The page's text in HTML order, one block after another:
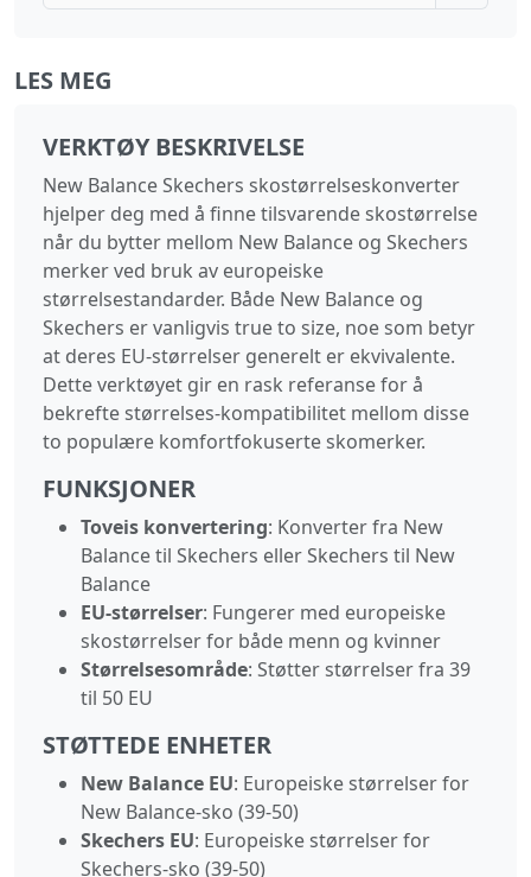
LES MEG
VERKTØY BESKRIVELSE
New Balance Skechers skostørrelseskonverter
hjelper deg med å finne tilsvarende skostørrelse
når du bytter mellom New Balance og Skechers
merker ved bruk av europeiske
størrelsestandarder. Både New Balance og
Skechers er vanligvis true to size, noe som betyr
at deres EU-størrelser generelt er ekvivalente.
Dette verktøyet gir en rask referanse for å
bekrefte størrelses-kompatibilitet mellom disse
to populære komfortfokuserte skomerker.
FUNKSJONER
Toveis konvertering: Konverter fra New
Balance til Skechers eller Skechers til New
Balance
EU-størrelser: Fungerer med europeiske
skostørrelser for både menn og kvinner
Størrelsesområde: Støtter størrelser fra 39
til 50 EU
STØTTEDE ENHETER
New Balance EU: Europeiske størrelser for
New Balance-sko (39-50)
Skechers EU: Europeiske størrelser for
Skechers-sko (39-50)